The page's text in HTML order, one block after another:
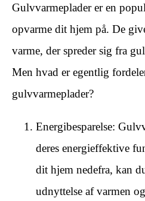
Gulvvarmeplader er en
opvarme dit hjem på. De
varme, der spreder sig fra
Men hvad er egentlig
gulvvarmeplader?
Energibesparelse:
deres energieffektive
dit hjem nedefra, kan
udnyttelse af varmen